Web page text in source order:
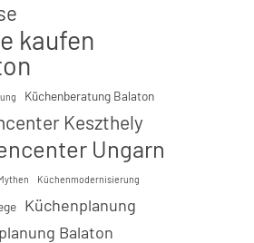
kaufen
Küchenberatung Balaton
Keszthely
Ungarn
Küchenmodernisierung
Küchenplanung
Balaton